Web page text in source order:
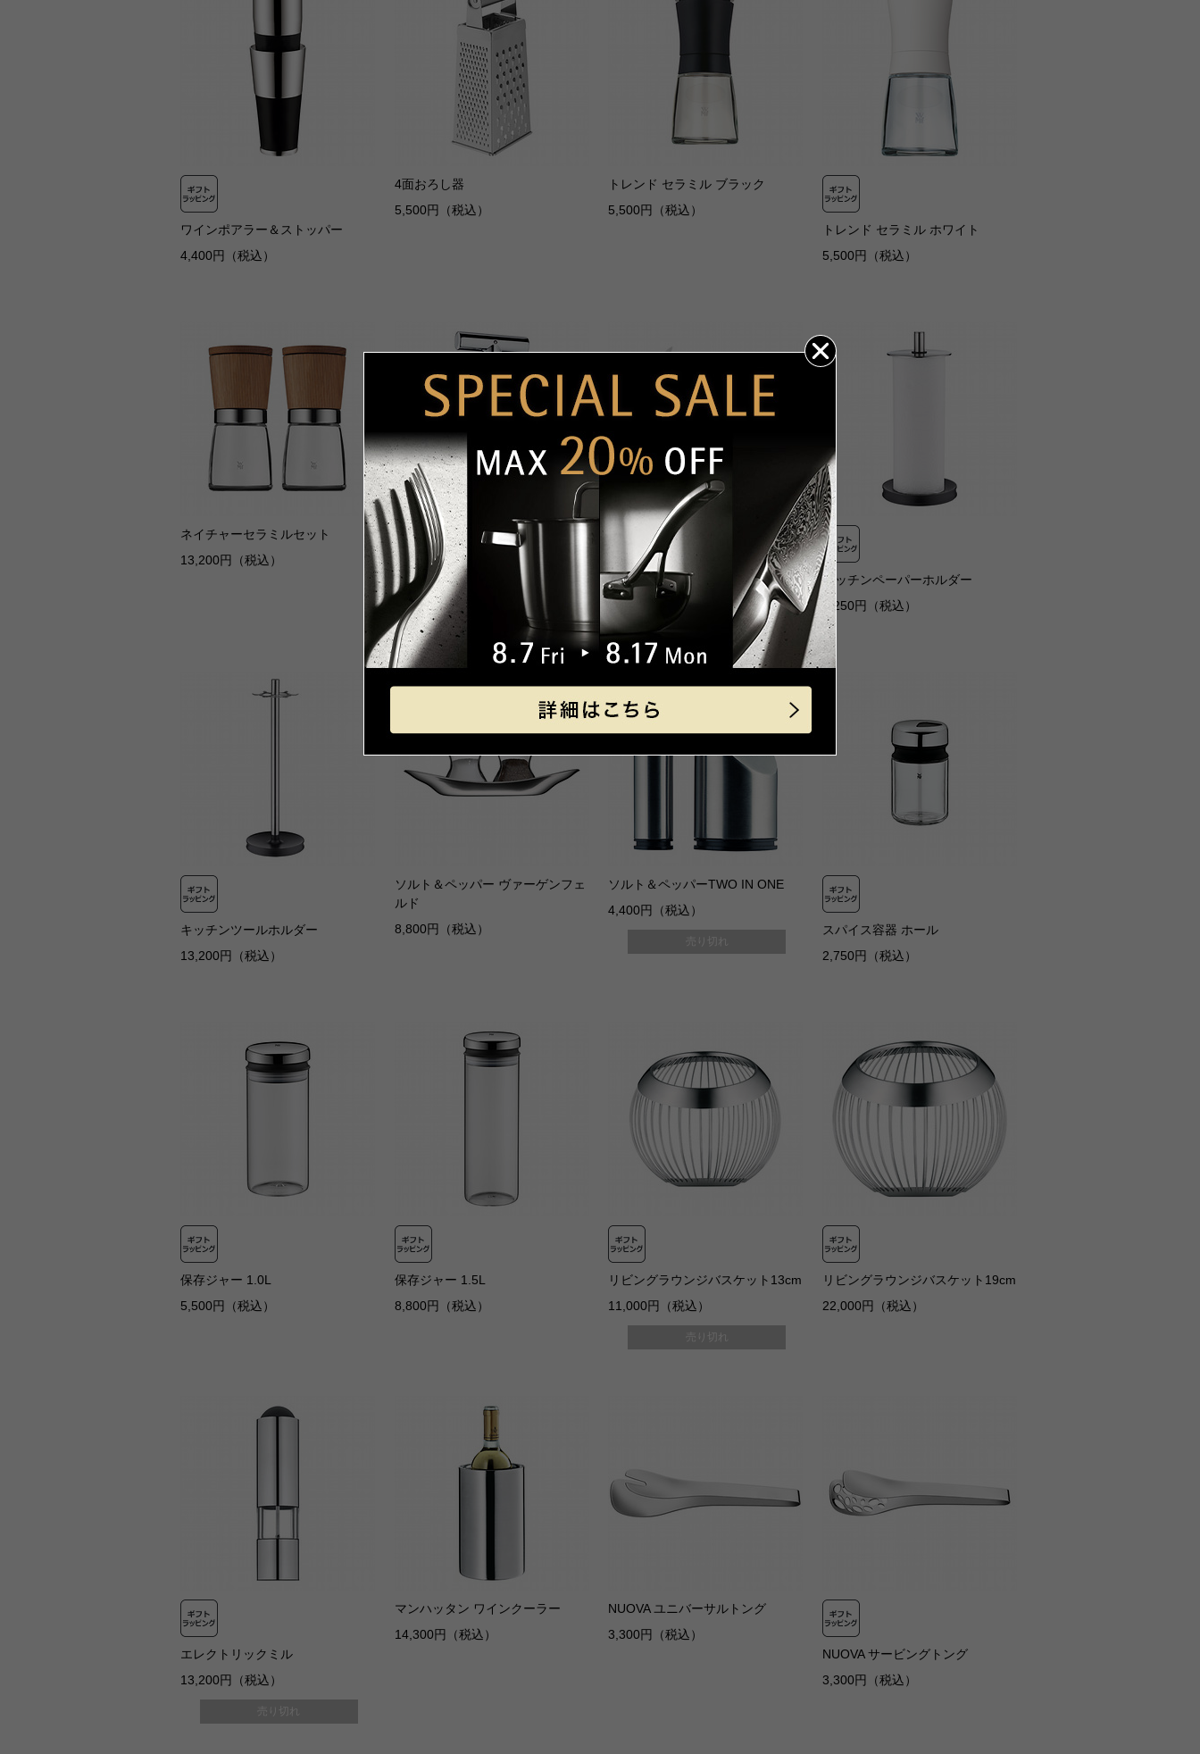
ワインポアラー＆ストッパー
4,400円（税込）
4面おろし器
5,500円（税込）
トレンド セラミル ブラック
5,500円（税込）
トレンド セラミル ホワイト
5,500円（税込）
ネイチャーセラミルセット
13,200円（税込）
ワイン オープナー
11,000円（税込）
ソムリエナイフ
8,800円（税込）
キッチンペーパーホルダー
8,250円（税込）
キッチンツールホルダー
13,200円（税込）
ソルト＆ペッパー ヴァーゲンフェ
ルド
8,800円（税込）
ソルト＆ペッパーTWO IN ONE
4,400円（税込）
売り切れ
スパイス容器 ホール
2,750円（税込）
保存ジャー 1.0L
5,500円（税込）
保存ジャー 1.5L
8,800円（税込）
リビングラウンジバスケット13cm
11,000円（税込）
売り切れ
リビングラウンジバスケット19cm
22,000円（税込）
エレクトリックミル
13,200円（税込）
売り切れ
マンハッタン ワインクーラー
14,300円（税込）
NUOVA ユニバーサルトング
3,300円（税込）
NUOVA サービングトング
3,300円（税込）